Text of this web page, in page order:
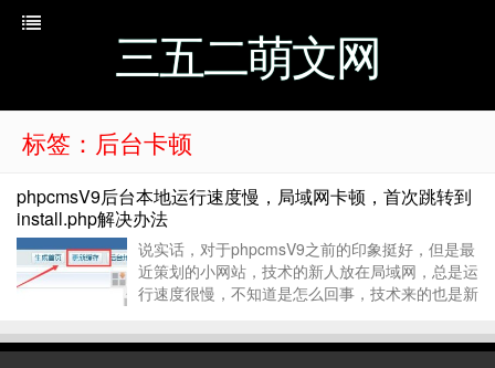
三五二萌文网
标签：后台卡顿
phpcmsV9后台本地运行速度慢，局域网卡顿，首次跳转到
install.php解决办法
说实话，对于phpcmsV9之前的印象挺好，但是最
近策划的小网站，技术的新人放在局域网，总是运
行速度很慢，不知道是怎么回事，技术来的也是新
身为一个无法忍受bug的策划，我自己就起了安装